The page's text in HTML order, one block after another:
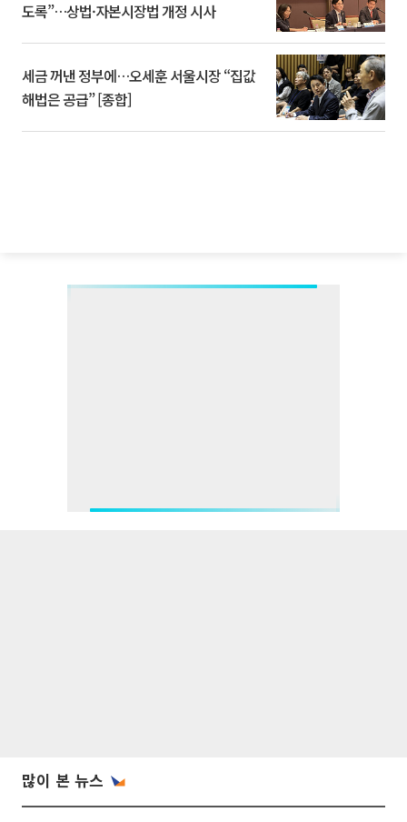
도록”…상법·자본시장법 개정 시사
세금 꺼낸 정부에…오세훈 서울시장 “집값
해법은 공급” [종합]
많이 본 뉴스